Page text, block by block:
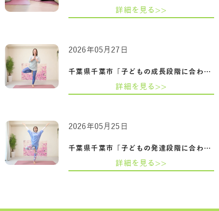
詳細を見る>>
千葉県千葉市「子どもの成長段階に合わせ…
2026年05月27日
詳細を見る>>
千葉県千葉市「子どもの発達段階に合わせ…
2026年05月25日
詳細を見る>>